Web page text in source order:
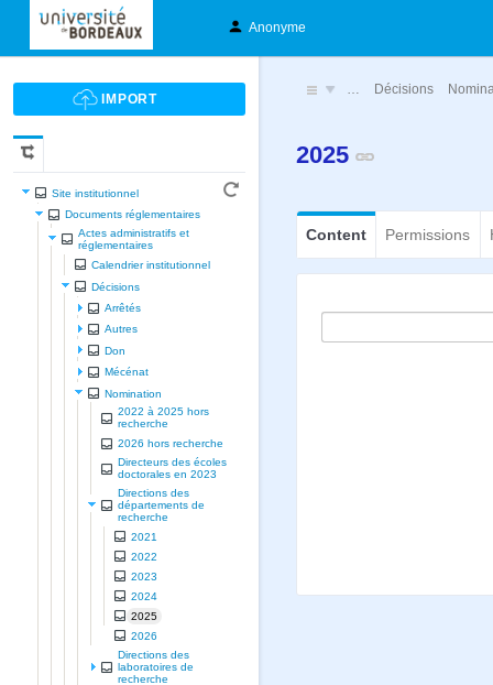
Anonyme
Site institutionnel
Documents réglementaires
Actes administratifs et
réglementaires
Calendrier institutionnel
Décisions
Arrêtés
Autres
Don
Mécénat
Nomination
2022 à 2025 hors
recherche
2026 hors recherche
Directeurs des écoles
doctorales en 2023
Directions des
départements de
recherche
2021
2022
2023
2024
2025
2026
Directions des
laboratoires de
recherche
… Décisions
2025
Content Permissions